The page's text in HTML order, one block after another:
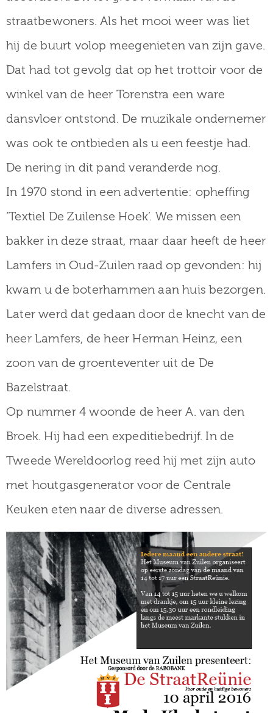
straatbewoners. Als het mooi weer was liet
hij de buurt volop meegenieten van zijn gave.
Dat had tot gevolg dat op het trottoir voor de
winkel van de heer Torenstra een ware
dansvloer ontstond. De muzikale ondernemer
was ook te ontbieden als u een feestje had.
De nering in dit pand veranderde nog.
In 1970 stond in een advertentie: opheffing
‘Textiel De Zuilense Hoek’. We missen een
bakker in deze straat, maar daar heeft de heer
Lamfers in Oud-Zuilen raad op gevonden: hij
kwam u de boterhammen aan huis bezorgen.
Later werd dat gedaan door de knecht van de
heer Lamfers, de heer Herman Heinz, een
zoon van de groenteventer uit de De
Bazelstraat.
Op nummer 4 woonde de heer A. van den
Broek. Hij had een expeditiebedrijf. In de
Tweede Wereldoorlog reed hij met zijn auto
met houtgasgenerator voor de Centrale
Keuken eten naar de diverse adressen.